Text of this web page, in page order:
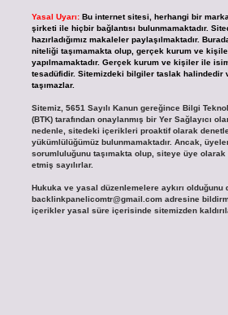
Yasal Uyarı: Bu internet sitesi, herhangi bir
şirketi ile hiçbir bağlantısı bulunmamaktadır.
hazırladığımız makaleler paylaşılmaktadır.
niteliği taşımamakta olup, gerçek kurum ve
yapılmamaktadır. Gerçek kurum ve kişiler ile
tesadüfidir. Sitemizdeki bilgiler taslak halindedir
taşımazlar.
Sitemiz, 5651 Sayılı Kanun gereğince Bilgi
(BTK) tarafından onaylanmış bir Yer Sağlayıcı
nedenle, sitedeki içerikleri proaktif olarak
yükümlülüğümüz bulunmamaktadır. Ancak,
sorumluluğunu taşımakta olup, siteye üye olarak
etmiş sayılırlar.
Hukuka ve yasal düzenlemelere aykırı
backlinkpanelicomtr@gmail.comadresine
içerikler yasal süre içerisinde sitemizden